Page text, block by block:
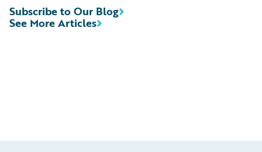
See More Articles
Subscribe to Our Blog